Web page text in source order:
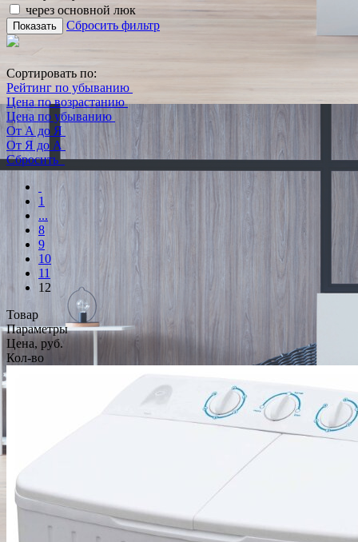
через основной люк
Показать Сбросить фильтр
Сортировать по:
Рейтинг по убыванию
Цена по возрастанию
Цена по убыванию
От А до Я
От Я до А
Сбросить
1
...
8
9
10
11
12
Товар
Параметры
Цена, руб.
Кол-во